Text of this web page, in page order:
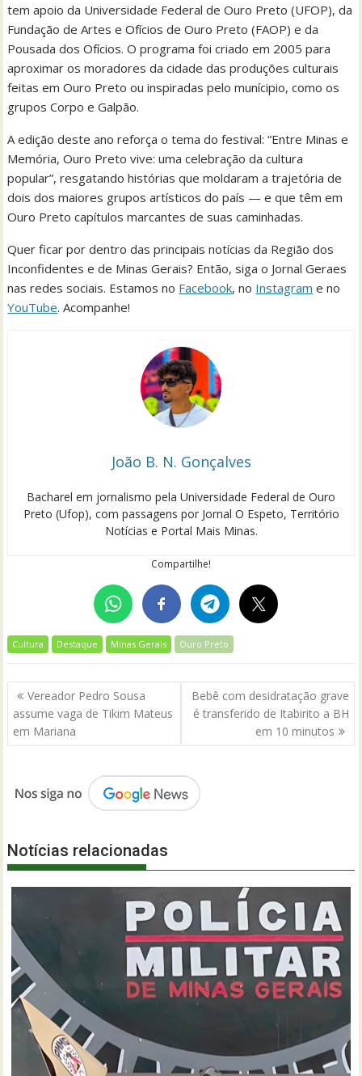
tem apoio da Universidade Federal de Ouro Preto (UFOP), da
Fundação de Artes e Ofícios de Ouro Preto (FAOP) e da
Pousada dos Ofícios. O programa foi criado em 2005 para
aproximar os moradores da cidade das produções culturais
feitas em Ouro Preto ou inspiradas pelo munícipio, como os
grupos Corpo e Galpão.
A edição deste ano reforça o tema do festival: “Entre Minas e
Memória, Ouro Preto vive: uma celebração da cultura
popular”, resgatando histórias que moldaram a trajetória de
dois dos maiores grupos artísticos do país — e que têm em
Ouro Preto capítulos marcantes de suas caminhadas.
Quer ficar por dentro das principais notícias da Região dos
Inconfidentes e de Minas Gerais? Então, siga o Jornal Geraes
nas redes sociais. Estamos no Facebook, no Instagram e no
YouTube. Acompanhe!
João B. N. Gonçalves
Bacharel em jornalismo pela Universidade Federal de Ouro
Preto (Ufop), com passagens por Jornal O Espeto, Território
Notícias e Portal Mais Minas.
Compartilhe!
Cultura Destaque Minas Gerais Ouro Preto
Navegação
de
Post
Vereador Pedro Sousa
assume vaga de Tikim Mateus
em Mariana
Bebê com desidratação grave
é transferido de Itabirito a BH
em 10 minutos
Notícias relacionadas